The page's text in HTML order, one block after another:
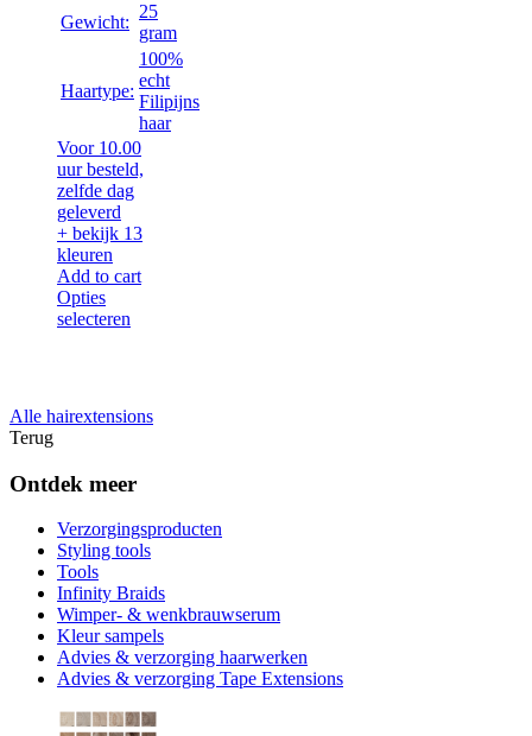
Gewicht:
25
gram
Haartype:
100%
echt
Filipijns
haar
Voor 10.00
uur besteld,
zelfde dag
geleverd
+ bekijk 13
kleuren
Add to cart
Opties
selecteren
Alle hairextensions
Terug
Ontdek meer
Verzorgingsproducten
Styling tools
Tools
Infinity Braids
Wimper- & wenkbrauwserum
Kleur sampels
Advies & verzorging haarwerken
Advies & verzorging Tape Extensions